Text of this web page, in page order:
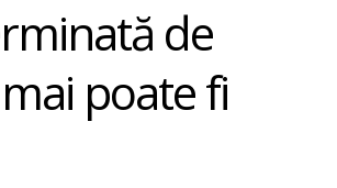
de
poate fi